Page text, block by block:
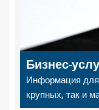
Бизнес-
Информация для
крупных, так и